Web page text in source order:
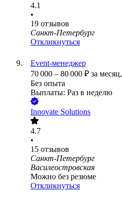
4.1
•
19 отзывов
Санкт-Петербург
Откликнуться
Event-менеджер
70 000 – 80 000 ₽ за месяц,
Без опыта
Выплаты: Раз в неделю
Innovate Solutions
4.7
•
15 отзывов
Санкт-Петербург
Василеостровская
Можно без резюме
Откликнуться